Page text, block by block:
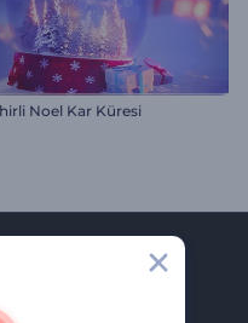
Noel Kar Küresi